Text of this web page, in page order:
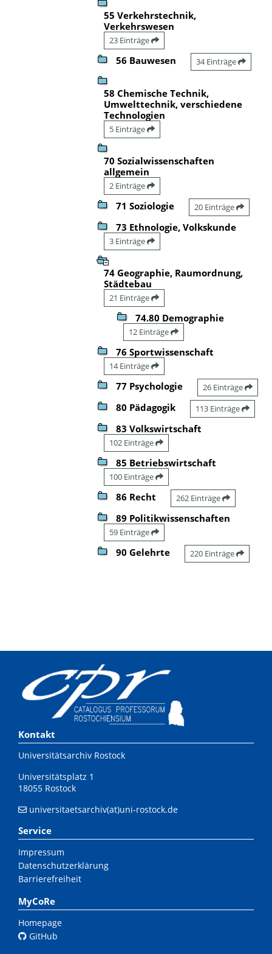
55 Verkehrstechnik,
Verkehrswesen
23 Einträge
56 Bauwesen 34 Einträge
58 Chemische Technik,
Umwelttechnik, verschiedene
Technologien
5 Einträge
70 Sozialwissenschaften
allgemein
2 Einträge
71 Soziologie 20 Einträge
73 Ethnologie, Volkskunde
3 Einträge
74 Geographie, Raumordnung,
Städtebau
21 Einträge
74.80 Demographie
12 Einträge
76 Sportwissenschaft
14 Einträge
77 Psychologie 26 Einträge
80 Pädagogik 113 Einträge
83 Volkswirtschaft
102 Einträge
85 Betriebswirtschaft
100 Einträge
86 Recht 262 Einträge
89 Politikwissenschaften
59 Einträge
90 Gelehrte 220 Einträge
Kontakt
Universitätsarchiv Rostock
Universitätsplatz 1
18055 Rostock
universitaetsarchiv(at)uni-rostock.de
Service
Impressum
Datenschutzerklärung
Barrierefreiheit
MyCoRe
Homepage
GitHub